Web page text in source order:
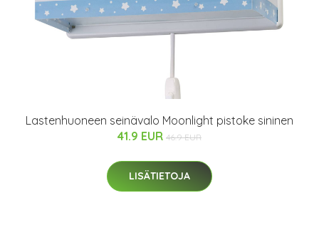
Lastenhuoneen seinävalo Moonlight pistoke sininen
41.9 EUR 46.9 EUR
LISÄTIETOJA